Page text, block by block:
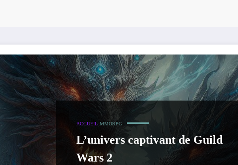
ACCUEIL MMORPG
L’univers captivant de Guild
Wars 2